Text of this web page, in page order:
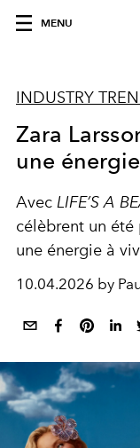
MENU
INDUSTRY
Zara
une
Avec LIFE’S A
célèbrent un
une énergie à
10.04.2026 by